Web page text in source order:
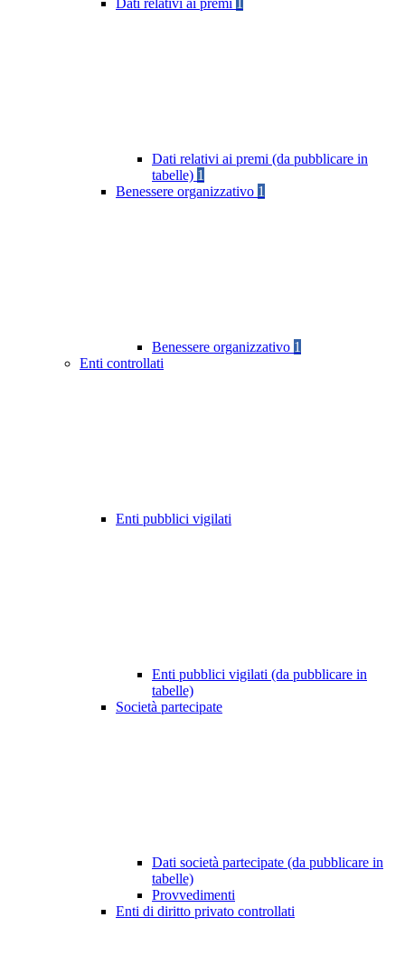
Dati relativi ai premi
Dati relativi ai premi (da pubblicare in
tabelle) 1
Benessere organizzativo 1
Benessere organizzativo 1
Enti controllati
Enti pubblici vigilati
Enti pubblici vigilati (da pubblicare in
tabelle)
Società partecipate
Dati società partecipate (da pubblicare in
tabelle)
Provvedimenti
Enti di diritto privato controllati